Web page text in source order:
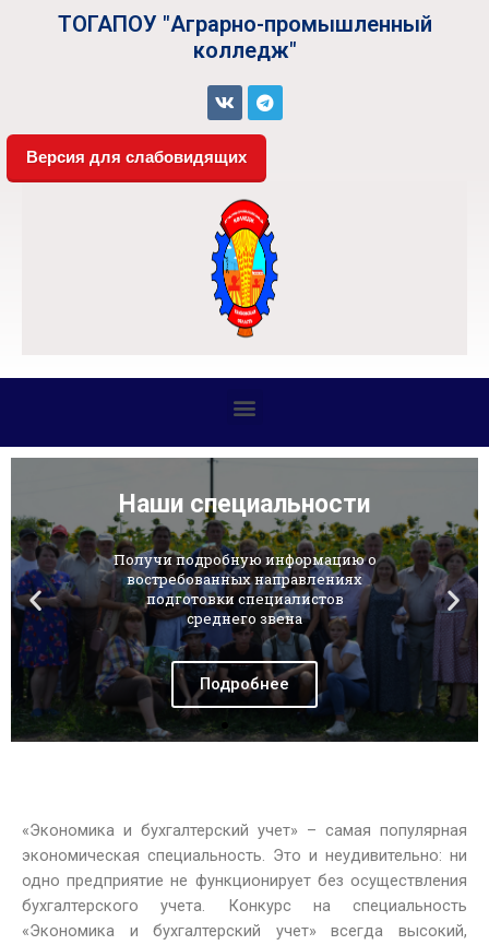
ТОГАПОУ "Аграрно-промышленный
колледж"
Версия для слабовидящих
«Экономика и бухгалтерский учет» – самая популярная
экономическая специальность. Это и неудивительно: ни
одно предприятие не функционирует без осуществления
бухгалтерского учета. Конкурс на специальность
«Экономика и бухгалтерский учет» всегда высокий,